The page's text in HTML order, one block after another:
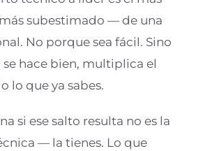
subestimado — de una
No porque sea fácil. Sino
hace bien, multiplica el
lo que ya sabes.
si ese salto resulta no es la
— la tienes. Lo que